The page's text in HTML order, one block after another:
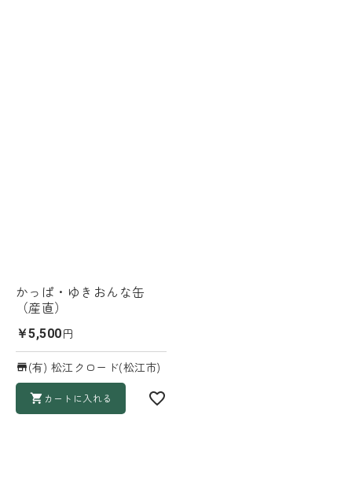
かっぱ・ゆきおんな缶
（産直）
￥5,500円
(有) 松江クロード(松江市)
カートに入れる